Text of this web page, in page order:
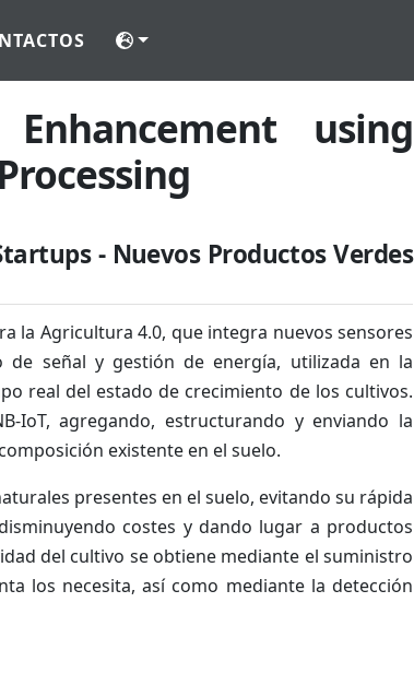
using
- Nuevos Productos Verdes
la Agricultura 4.0, que integra nuevos sensores
de señal y gestión de energía, utilizada en la
real del estado de crecimiento de los cultivos.
IoT, agregando, estructurando y enviando la
existente en el suelo.
presentes en el suelo, evitando su rápida
costes y dando lugar a productos
del cultivo se obtiene mediante el suministro
los necesita, así como mediante la detección